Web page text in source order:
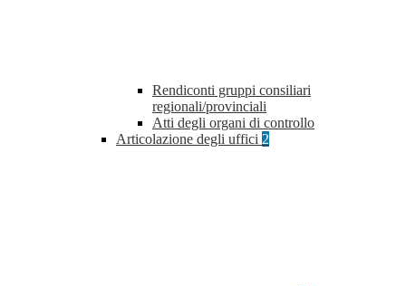
Rendiconti gruppi consiliari
regionali/provinciali
Atti degli organi di controllo
Articolazione degli uffici 2